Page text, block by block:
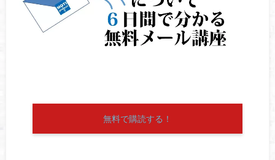
無料で購読する！